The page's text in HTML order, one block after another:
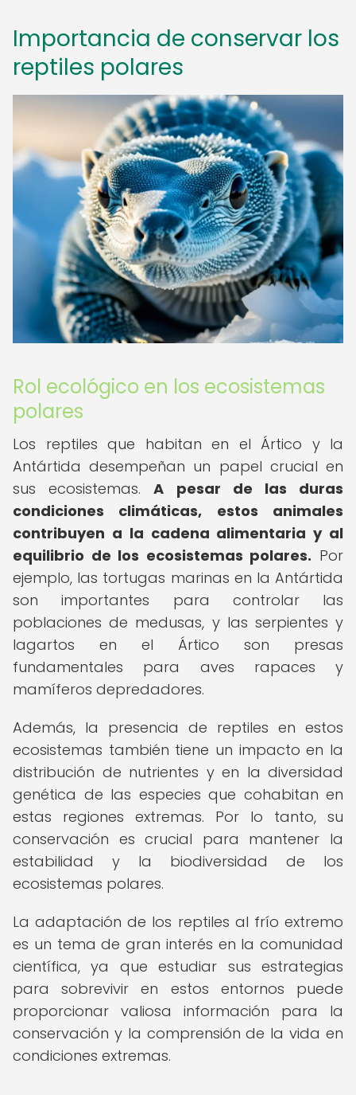
Importancia de conservar los
reptiles polares
Rol ecológico en los ecosistemas
polares
Los reptiles que habitan en el Ártico y la
Antártida desempeñan un papel crucial en
sus ecosistemas.A pesar de las duras
condiciones climáticas, estos animales
contribuyen a la cadena alimentaria y al
equilibrio de los ecosistemas polares. Por
ejemplo, las tortugas marinas en la Antártida
son importantes para controlar las
poblaciones de medusas, y las serpientes y
lagartos en el Ártico son presas
fundamentales para aves rapaces y
mamíferos depredadores.
Además, la presencia de reptiles en estos
ecosistemas también tiene un impacto en la
distribución de nutrientes y en la diversidad
genética de las especies que cohabitan en
estas regiones extremas. Por lo tanto, su
conservación es crucial para mantener la
estabilidad y la biodiversidad de los
ecosistemas polares.
La adaptación de los reptiles al frío extremo
es un tema de gran interés en la comunidad
científica, ya que estudiar sus estrategias
para sobrevivir en estos entornos puede
proporcionar valiosa información para la
conservación y la comprensión de la vida en
condiciones extremas.